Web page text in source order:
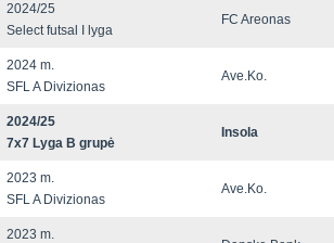
2024/25
Select futsal I lyga
FC Areonas
2024 m.
SFL A Divizionas
Ave.Ko.
2024/25
7x7 Lyga B grupė
Insola
2023 m.
SFL A Divizionas
Ave.Ko.
2023 m.